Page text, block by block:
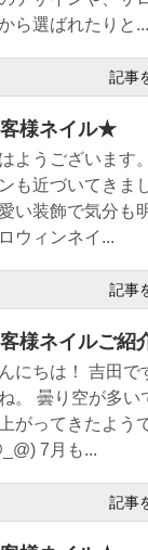
ら選ばれたりと...
記事
様ネイル★
ようございます
も近づいてきま
い装飾で気分も
ウィンネイ...
記事
様ネイルご紹
にちは！ 吉田で
。 曇り空が多い
がってきたよう
7月も...
記事